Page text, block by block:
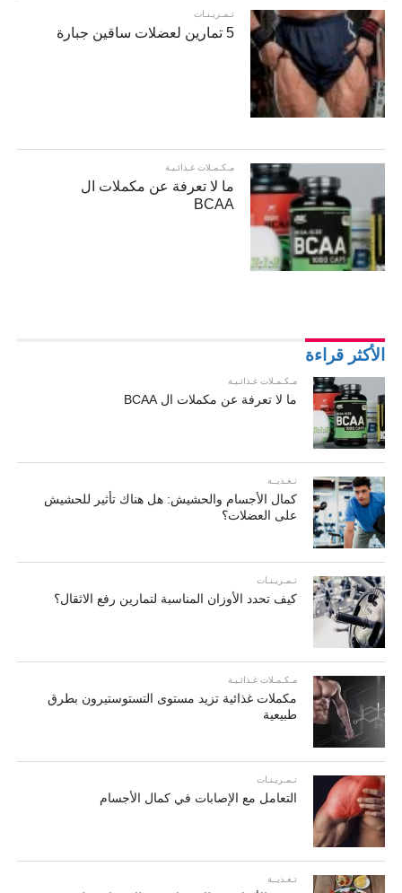
تـمـريـنـات
5 تمارين لعضلات ساقين جبارة
مـكـمـلات غـذائـيـة
ما لا تعرفة عن مكملات ال
BCAA
الأكثر قراءة
مـكـمـلات غـذائـيـة
ما لا تعرفة عن مكملات ال BCAA
تـغـذيــة
كمال الأجسام والحشيش: هل هناك تأثير للحشيش
على العضلات؟
تـمـريـنـات
كيف تحدد الأوزان المناسبة لتمارين رفع الاثقال؟
مـكـمـلات غـذائـيـة
مكملات غذائية تزيد مستوى التستوستيرون بطرق
طبيعية
تـمـريـنـات
التعامل مع الإصابات في كمال الأجسام
تـغـذيــة